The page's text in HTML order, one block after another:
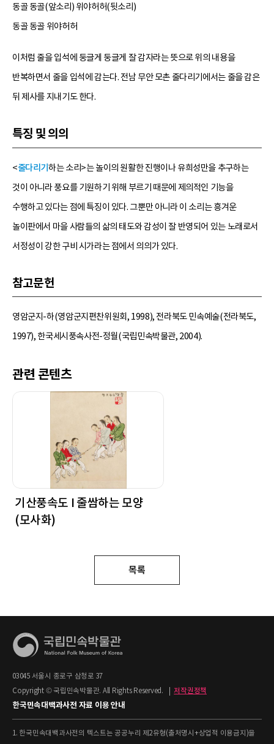
동골 동골(앞소리) 위야허허(뒷소리)
동골 동골 위야허허
이처럼 줄을 입석에 둥글게 둥글게 잘 감자라는 뜻으로 위의 내용을
반복하면서 줄을 입석에 감는다. 전남 무안 모촌 줄다리기에서는 줄을 감은
뒤 제사를 지내기도 한다.
특징 및 의의
<줄다리기하는 소리>는 놀이의 원활한 진행이나 유희성만을 추구하는
것이 아니라 풍요를 기원하기 위해 부르기 때문에 제의적인 기능을
수행하고 있다는 점에 특징이 있다. 그뿐만 아니라 이 소리는 흥겨운
놀이판에서 마을 사람들의 삶의 태도와 감성이 잘 반영되어 있는 노래로서
서정성이 강한 구비 시가라는 점에서 의의가 있다.
참고문헌
영암군지-하(영암군지편찬위원회, 1998), 전라북도 민속예술(전라북도,
1997), 한국세시풍속사전-정월(국립민속박물관, 2004).
관련 콘텐츠
기산풍속도 I 줄쌈하는 모양
(모사화)
목록
03045 서울시 종로구 삼청로 37
Copyright © 국립민속박물관. All Rights Reserved.
저작권정책
한국민속대백과사전 자료 이용 안내
1. 한국민속대백과사전의 텍스트는 공공누리 제2유형(출처명시+상업적 이용금지)을